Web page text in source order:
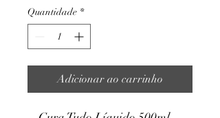
Quantidade *
Adicionar ao carrinho